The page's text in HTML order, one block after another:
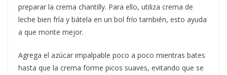
preparar la crema chantilly. Para ello, utiliza crema de
leche bien fría y bátela en un bol frío también, esto ayuda
a que monte mejor.
Agrega el azúcar impalpable poco a poco mientras bates
hasta que la crema forme picos suaves, evitando que se